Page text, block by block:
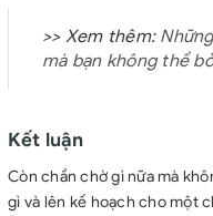
>> Xem thêm:
mà bạn không thể
Kết luận
Còn chần chờ gì nữa mà
gì và lên kế hoạch cho một